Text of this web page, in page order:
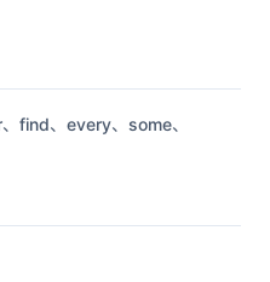
find、every、some、